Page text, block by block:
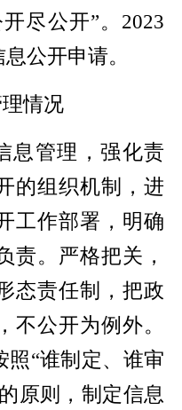
尽公开”。 2023
公开申请。
情况
息管理，强化责
的组织机制，进
工作部署，明确
责。严格把关，
态责任制，把政
不公开为例外。
照“谁制定、谁审
原则，制定信息